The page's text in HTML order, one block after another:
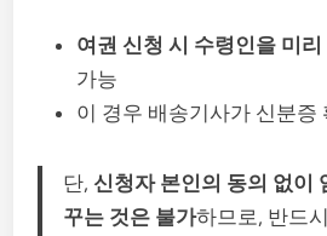
여권 신청 시 수령인을 미
가능
이 경우 배송기사가 신분증
단, 신청자 본인의 동의 없이
꾸는 것은 불가하므로, 반드